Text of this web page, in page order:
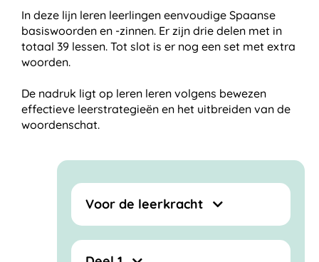
In deze lijn leren leerlingen eenvoudige Spaanse
basiswoorden en -zinnen. Er zijn drie delen met in
totaal 39 lessen. Tot slot is er nog een set met extra
woorden.
De nadruk ligt op leren leren volgens bewezen
effectieve leerstrategieën en het uitbreiden van de
woordenschat.
Voor de leerkracht